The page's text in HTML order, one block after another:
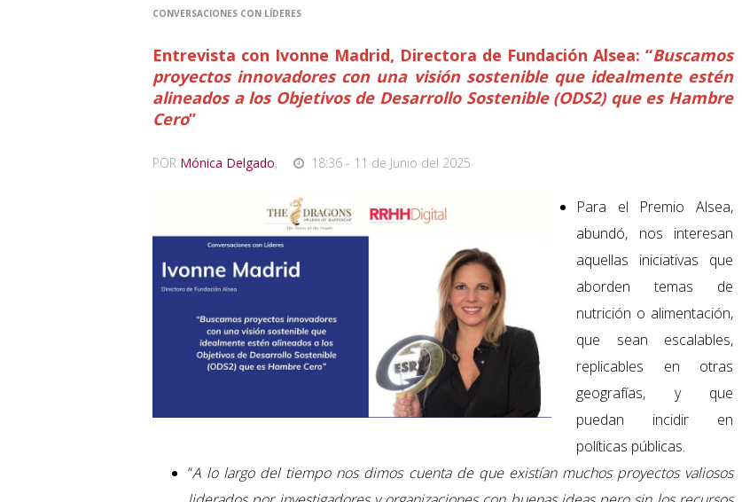
CONVERSACIONES CON LÍDERES
Entrevista con Ivonne Madrid, Directora de Fundación Alsea: “Buscamos
proyectos innovadores con una visión sostenible que idealmente estén
alineados a los Objetivos de Desarrollo Sostenible (ODS2) que es Hambre
Cero”
POR Mónica Delgado, 18:36 - 11 de Junio del 2025
Para el Premio Alsea,
abundó, nos interesan
aquellas iniciativas que
aborden temas de
nutrición o alimentación,
que sean escalables,
replicables en otras
geografías, y que
puedan incidir en
políticas públicas.
“A lo largo del tiempo nos dimos cuenta de que existían muchos proyectos valiosos